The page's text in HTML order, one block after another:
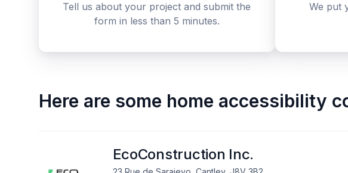
Tell us about your project and submit the
form in less than 5 minutes.
We put
Here are some home accessibility
EcoConstruction Inc.